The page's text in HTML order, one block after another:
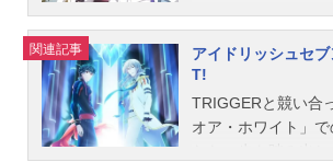
前を向き続けるア
さ！ 権力に屈さず
と前を向く姿がとに
です。月雲社長や
マスコミなどにど
異なる魅力を持ち
の未知の可能性を
ープを結成し、共に
した彼らの名は「
リッシュセブン）
関連記事
アイドリッシュセ
T!
TRIGGERと競い合
オア・ホワイト」